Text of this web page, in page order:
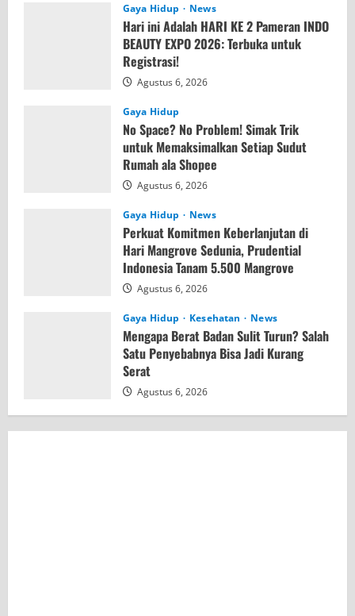
Gaya Hidup
News
Hari ini Adalah HARI KE 2 Pameran INDO
BEAUTY EXPO 2026: Terbuka untuk
Registrasi!
Agustus 6, 2026
Gaya Hidup
No Space? No Problem! Simak Trik
untuk Memaksimalkan Setiap Sudut
Rumah ala Shopee
Agustus 6, 2026
Gaya Hidup News
Perkuat Komitmen Keberlanjutan di
Hari Mangrove Sedunia, Prudential
Indonesia Tanam 5.500 Mangrove
Agustus 6, 2026
Gaya Hidup Kesehatan News
Mengapa Berat Badan Sulit Turun? Salah
Satu Penyebabnya Bisa Jadi Kurang
Serat
Agustus 6, 2026